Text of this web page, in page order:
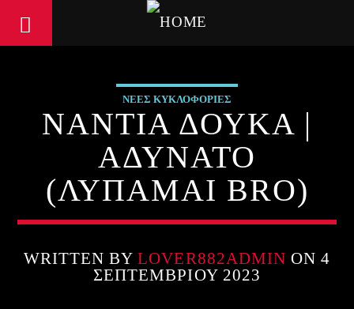
ΝΕΕΣ ΚΥΚΛΟΦΟΡΙΕΣ
ΝΑΝΤΙΑ ΔΟΥΚΑ |
ΑΔΥΝΑΤΟ
(ΛΥΠΑΜΑΙ BRO)
WRITTEN BYLOVER882ADMIN ON 4
ΣΕΠΤΕΜΒΡΊΟΥ 2023